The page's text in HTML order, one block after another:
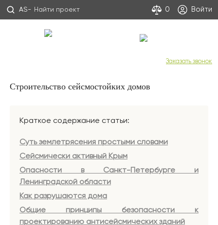
AS- 0 Войти
Заказать звонок
Строительство сейсмостойких домов
Краткое содержание статьи:
Суть землетрясения простыми словами
Сейсмически активный Крым
Опасности в Санкт-Петербурге и
Ленинградской области
Как разрушаются дома
Общие принципы безопасности к
проектированию антисейсмических зданий